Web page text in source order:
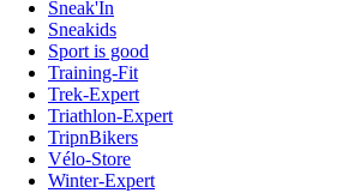
Sneak'In
Sneakids
Sport is good
Training-Fit
Trek-Expert
Triathlon-Expert
TripnBikers
Vélo-Store
Winter-Expert